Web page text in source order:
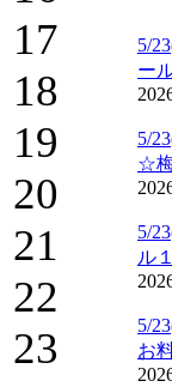
17
18
19
20
21
22
23
5/
ー
5/
☆
5/
ル
5/
お